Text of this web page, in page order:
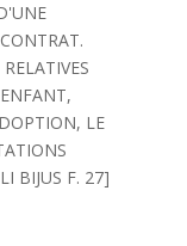
LE
BIJUS F. 27]